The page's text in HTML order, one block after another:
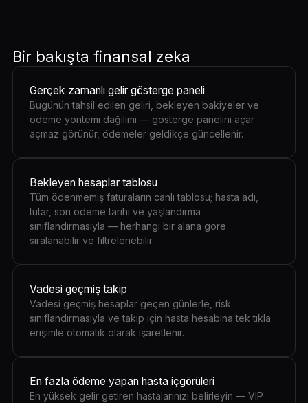
Bir bakışta finansal zeka
Gerçek zamanlı gelir gösterge paneli
Bugünün tahsil edilen geliri, bekleyen bakiyeler ve
ödeme yöntemi dağılımı — gösterge panelini açar
açmaz görünür, ödemeler geldikçe güncellenir.
Bekleyen hesaplar tablosu
Tüm ödenmemiş faturaların canlı tablosu; hasta adı,
tutar, son ödeme tarihi ve yaşlandırma
sınıflandırmasıyla — herhangi bir alana göre
sıralanabilir ve filtrelenebilir.
Vadesi geçmiş takip
Vadesi geçmiş hesaplar geçen günlerle, risk
sınıflandırmasıyla ve takip için hasta hesabına tek tıkla
erişimle otomatik olarak işaretlenir.
En fazla ödeme yapan hasta içgörüleri
En yüksek gelir getiren hastalarınızı belirleyin — VIP